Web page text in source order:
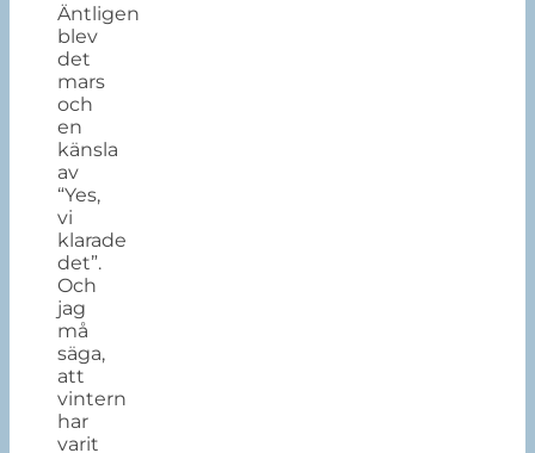
Äntligen
blev
det
mars
och
en
känsla
av
“Yes,
vi
klarade
det”.
Och
jag
må
säga,
att
vintern
har
varit